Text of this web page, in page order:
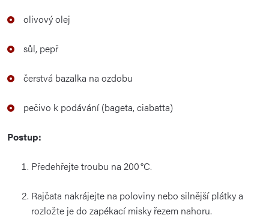
olivovýolej
sůl, pepř
čerstvá bazalka na ozdobu
pečivo k podávání (bageta,ciabatta)
Postup:
Předehřejtetroubu na 200 °C.
Rajčata nakrájejte na poloviny nebo silnějšíplátkya
rozložte jedo zapékacímisky řezem nahoru.